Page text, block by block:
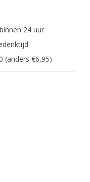
24 uur
(anders €6,95)